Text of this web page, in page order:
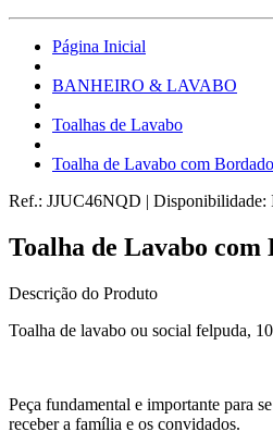
Página Inicial
BANHEIRO & LAVABO
Toalhas de Lavabo
Toalha de Lavabo com
Ref.: JJUC46NQD | Disponibilidade:
Toalha de Lavabo
Descrição do Produto
Toalha de lavabo ou social felpuda,
Peça fundamental e importante para
receber a família e os convidados.